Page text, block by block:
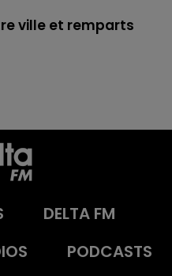
ville et remparts
DELTA FM
PODCASTS